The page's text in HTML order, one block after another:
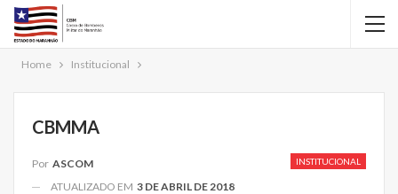
Home Institucional
CBMMA
INSTITUCIONAL
Por ASCOM
ATUALIZADO EM 3 DE ABRIL DE 2018